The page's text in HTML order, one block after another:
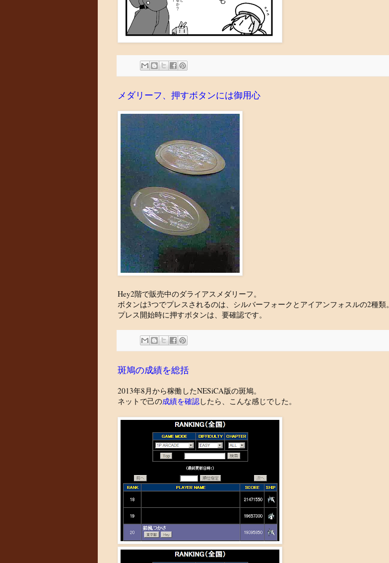
メダリーフ、押すボタンには御用心
Hey2階で販売中のダライアスメダリーフ。
ボタンは3つでプレスされるのは、シルバーフォークとアイアンフォスルの2種類。
プレス開始時に押すボタンは、要確認です。
斑鳩の成績を総括
2013年8月から稼働したNESiCA版の斑鳩。
ネットで己の成績を確認したら、こんな感じでした。